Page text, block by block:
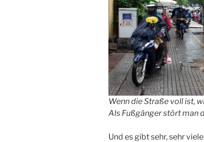
Wenn die Straße voll ist,
Als Fußgänger stört man
Und es gibt sehr, sehr